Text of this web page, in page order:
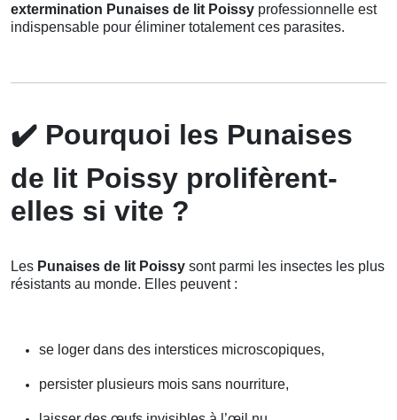
extermination Punaises de lit Poissy professionnelle est
indispensable pour éliminer totalement ces parasites.
✔️ Pourquoi les Punaises
de lit Poissy prolifèrent-
elles si vite ?
Les Punaises de lit Poissy sont parmi les insectes les plus
résistants au monde. Elles peuvent :
se loger dans des interstices microscopiques,
persister plusieurs mois sans nourriture,